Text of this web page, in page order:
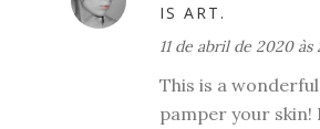
IS ART.
11 de abril de 2020 às
This is a
pamper your skin!